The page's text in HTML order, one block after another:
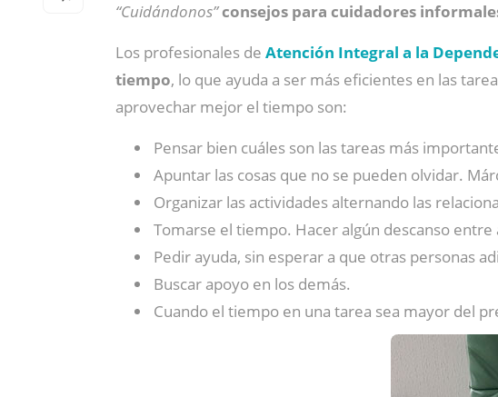
“Cuidándonos”consejos para cuidadores
Los profesionales de Atención Integral a la
tiempo, lo que ayuda a ser más eficientes en las
aprovechar mejor el tiempo son:
Pensar bien cuáles son las tareas más
Apuntar las cosas que no se pueden olvidar.
Organizar las actividades alternando las
Tomarse el tiempo. Hacer algún descanso
Pedir ayuda, sin esperar a que otras personas
Buscar apoyo en los demás.
Cuando el tiempo en una tarea sea mayor del